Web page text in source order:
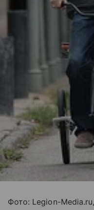
Фото: Legion-